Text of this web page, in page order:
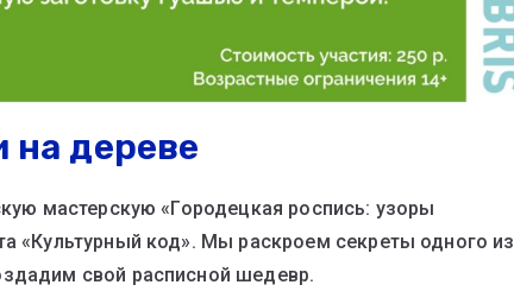
дереве
мастерскую «Городецкая роспись: узоры
«Культурный код». Мы раскроем секреты одного из
свой расписной шедевр.